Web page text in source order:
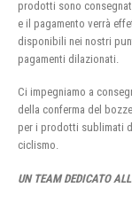
prodotti sono
e il pagamento verrà
disponibili nei nostri
pagamenti dilazionati.
Ci impegniamo a
della conferma del
per i prodotti sublimati
ciclismo.
UN TEAM DEDICATO